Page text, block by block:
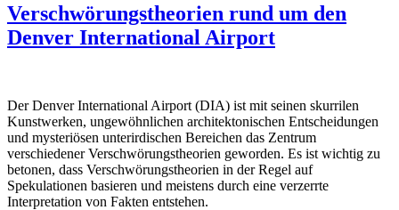
Verschwörungstheorien rund um den
Denver International Airport
Der Denver International Airport (DIA) ist mit seinen skurrilen
Kunstwerken, ungewöhnlichen architektonischen Entscheidungen
und mysteriösen unterirdischen Bereichen das Zentrum
verschiedener Verschwörungstheorien geworden. Es ist wichtig zu
betonen, dass Verschwörungstheorien in der Regel auf
Spekulationen basieren und meistens durch eine verzerrte
Interpretation von Fakten entstehen.